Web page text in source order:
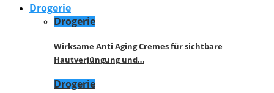
Drogerie
Drogerie
Wirksame Anti Aging Cremes für sichtbare
Hautverjüngung und…
Drogerie